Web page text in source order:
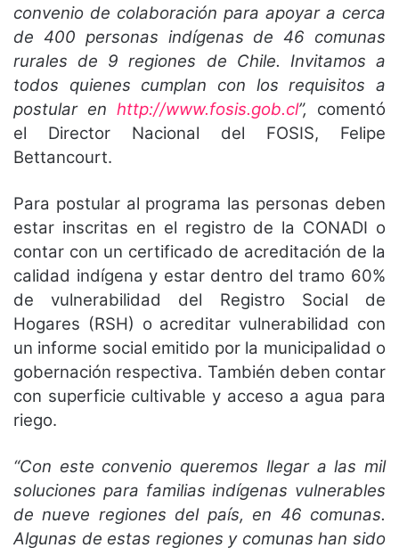
convenio de colaboración para apoyar a cerca
de 400 personas indígenas de 46 comunas
rurales de 9 regiones de Chile. Invitamos a
todos quienes cumplan con los requisitos a
postular en http://www.fosis.gob.cl”, comentó
el Director Nacional del FOSIS, Felipe
Bettancourt.
Para postular al programa las personas deben
estar inscritas en el registro de la CONADI o
contar con un certificado de acreditación de la
calidad indígena y estar dentro del tramo 60%
de vulnerabilidad del Registro Social de
Hogares (RSH) o acreditar vulnerabilidad con
un informe social emitido por la municipalidad o
gobernación respectiva. También deben contar
con superficie cultivable y acceso a agua para
riego.
“Con este convenio queremos llegar a las mil
soluciones para familias indígenas vulnerables
de nueve regiones del país, en 46 comunas.
Algunas de estas regiones y comunas han sido